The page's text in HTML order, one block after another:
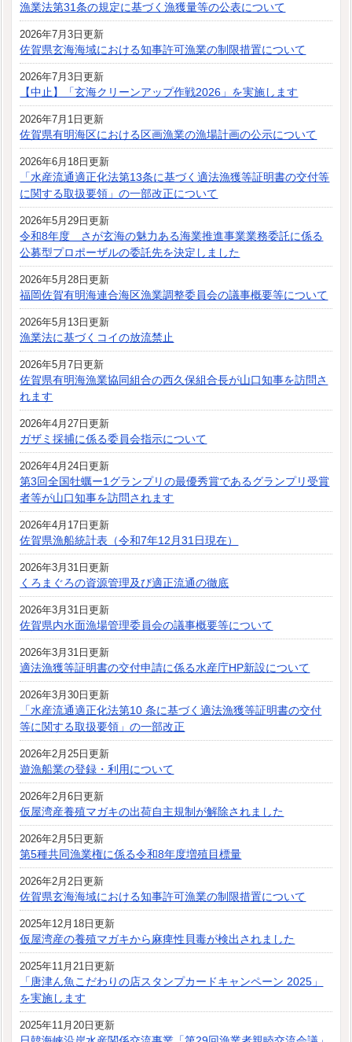
漁業法第31条の規定に基づく漁獲量等の公表について
2026年7月3日更新
佐賀県玄海海域における知事許可漁業の制限措置について
2026年7月3日更新
【中止】「玄海クリーンアップ作戦2026」を実施します
2026年7月1日更新
佐賀県有明海区における区画漁業の漁場計画の公示について
2026年6月18日更新
「水産流通適正化法第13条に基づく適法漁獲等証明書の交付等
に関する取扱要領」の一部改正について
2026年5月29日更新
令和8年度 さが玄海の魅力ある海業推進事業業務委託に係る
公募型プロポーザルの委託先を決定しました
2026年5月28日更新
福岡佐賀有明海連合海区漁業調整委員会の議事概要等について
2026年5月13日更新
漁業法に基づくコイの放流禁止
2026年5月7日更新
佐賀県有明海漁業協同組合の西久保組合長が山口知事を訪問さ
れます
2026年4月27日更新
ガザミ採捕に係る委員会指示について
2026年4月24日更新
第3回全国牡蠣ー1グランプリの最優秀賞であるグランプリ受賞
者等が山口知事を訪問されます
2026年4月17日更新
佐賀県漁船統計表（令和7年12月31日現在）
2026年3月31日更新
くろまぐろの資源管理及び適正流通の徹底
2026年3月31日更新
佐賀県内水面漁場管理委員会の議事概要等について
2026年3月31日更新
適法漁獲等証明書の交付申請に係る水産庁HP新設について
2026年3月30日更新
「水産流通適正化法第10 条に基づく適法漁獲等証明書の交付
等に関する取扱要領」の一部改正
2026年2月25日更新
遊漁船業の登録・利用について
2026年2月6日更新
仮屋湾産養殖マガキの出荷自主規制が解除されました
2026年2月5日更新
第5種共同漁業権に係る令和8年度増殖目標量
2026年2月2日更新
佐賀県玄海海域における知事許可漁業の制限措置について
2025年12月18日更新
仮屋湾産の養殖マガキから麻痺性貝毒が検出されました
2025年11月21日更新
「唐津ん魚こだわりの店スタンプカードキャンペーン 2025」
を実施します
2025年11月20日更新